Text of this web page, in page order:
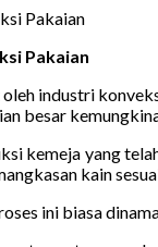
Pakaian
industri
besar
kemeja yang
kain
ini biasa